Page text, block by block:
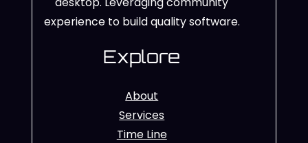
experience to build quality software.
Explore
About
Services
Time Line